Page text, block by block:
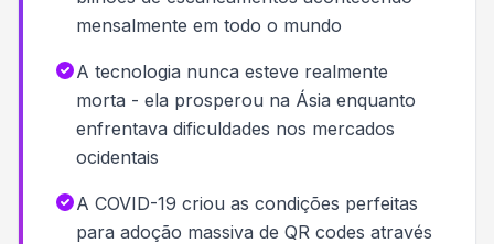
mensalmente em todo o mundo
A tecnologia nunca esteve realmente
morta - ela prosperou na Ásia enquanto
enfrentava dificuldades nos mercados
ocidentais
A COVID-19 criou as condições perfeitas
para adoção massiva de QR codes através